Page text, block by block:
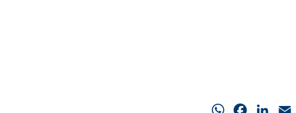
WhatsAppFacebook